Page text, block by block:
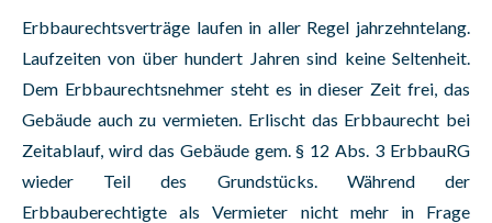
Erbbaurechtsverträge laufen in aller Regel jahrzehntelang.
Laufzeiten von über hundert Jahren sind keine Seltenheit.
Dem Erbbaurechtsnehmer steht es in dieser Zeit frei, das
Gebäude auch zu vermieten. Erlischt das Erbbaurecht bei
Zeitablauf, wird das Gebäude gem. § 12 Abs. 3 ErbbauRG
wieder Teil des Grundstücks. Während der
Erbbauberechtigte als Vermieter nicht mehr in Frage